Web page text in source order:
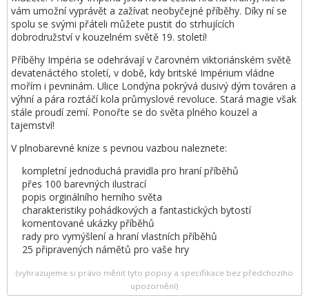
vám umožní vyprávět a zažívat neobyčejné příběhy. Díky ní se
spolu se svými přáteli můžete pustit do strhujících
dobrodružství v kouzelném světě 19. století!
Příběhy Impéria se odehrávají v čarovném viktoriánském světě
devatenáctého století, v době, kdy britské Impérium vládne
mořím i pevninám. Ulice Londýna pokrývá dusivý dým továren a
výhní a pára roztáčí kola průmyslové revoluce. Stará magie však
stále proudí zemí. Ponořte se do světa plného kouzel a
tajemství!
V plnobarevné knize s pevnou vazbou naleznete:
kompletní jednoduchá pravidla pro hraní příběhů
přes 100 barevných ilustrací
popis orginálního herního světa
charakteristiky pohádkových a fantastických bytostí
komentované ukázky příběhů
rady pro vymýšlení a hraní vlastních příběhů
25 připravených námětů pro vaše hry
(vyhrazujeme si právo měnit tyto popisy a specifikace bez předchozího
upozornění)